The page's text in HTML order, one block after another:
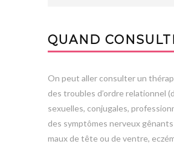
QUAND
On peut aller consulter un
des troubles d’ordre relationnel
sexuelles, conjugales,
des symptômes nerveux
maux de tête ou de ventre,